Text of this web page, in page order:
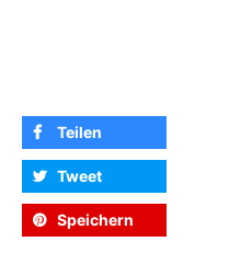
Teilen
Tweet
Speichern